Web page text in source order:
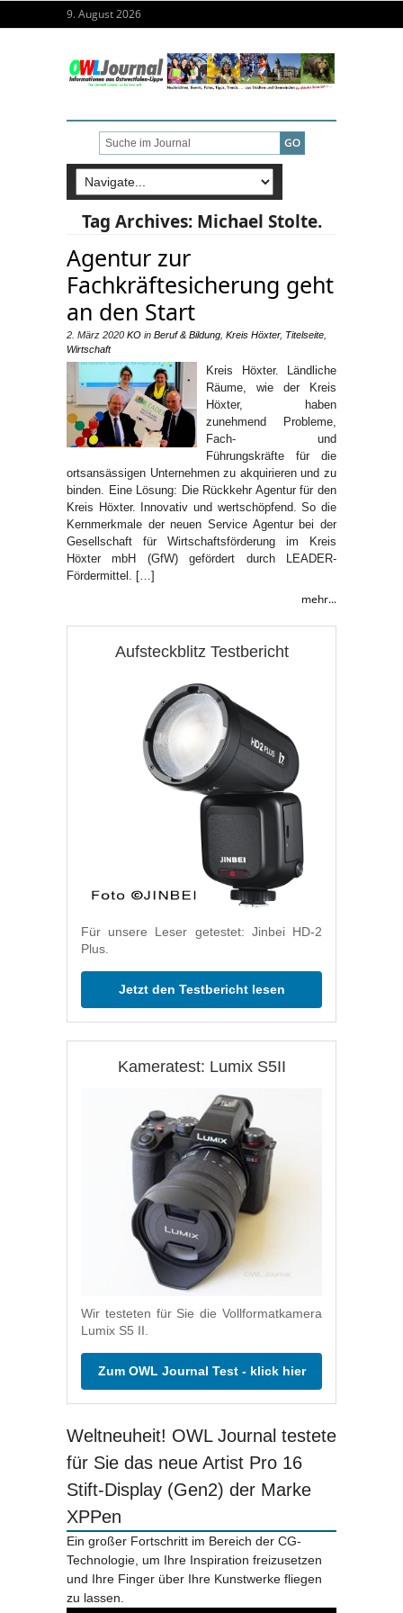
9. August 2026
Tag Archives: Michael Stolte.
Agentur zur
Fachkräftesicherung geht
an den Start
2. März 2020 KO in Beruf & Bildung Kreis Höxter, Titelseite
Wirtschaft
Kreis Höxter. Ländliche
Räume, wie der Kreis
Höxter, haben
zunehmend Probleme,
Fach- und
Führungskräfte für die
ortsansässigen Unternehmen zu akquirieren und zu
binden. Eine Lösung: Die Rückkehr Agentur für den
Kreis Höxter. Innovativ und wertschöpfend. So die
Kernmerkmale der neuen Service Agentur bei der
Gesellschaft für Wirtschaftsförderung im Kreis
Höxter mbH (GfW) gefördert durch LEADER-
Fördermittel. […]
mehr...
Aufsteckblitz Testbericht
Für unsere Leser getestet: Jinbei HD-2
Plus.
Jetzt den Testbericht lesen
Kameratest: Lumix S5II
Wir testeten für Sie die Vollformatkamera
Lumix S5 II.
Zum OWL Journal Test - klick hier
Weltneuheit! OWL Journal testete
für Sie das neue Artist Pro 16
Stift-Display (Gen2) der Marke
XPPen
Ein großer Fortschritt im Bereich der CG-
Technologie, um Ihre Inspiration freizusetzen
und Ihre Finger über Ihre Kunstwerke fliegen
zu lassen.